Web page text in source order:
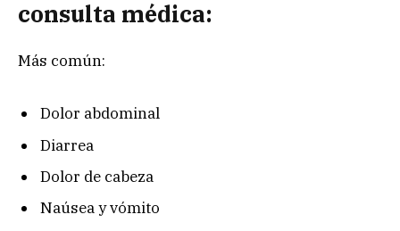
consulta médica:
Más común:
Dolor abdominal
Diarrea
Dolor de cabeza
Naúsea y vómito